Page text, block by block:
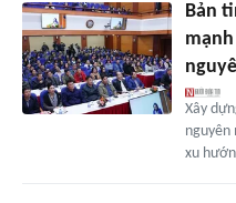
Bản
Xây
nguyên
xu